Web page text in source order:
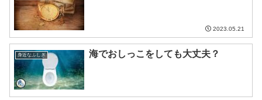
2023.05.21
身近なふしぎ 海でおしっこをしても大丈夫？